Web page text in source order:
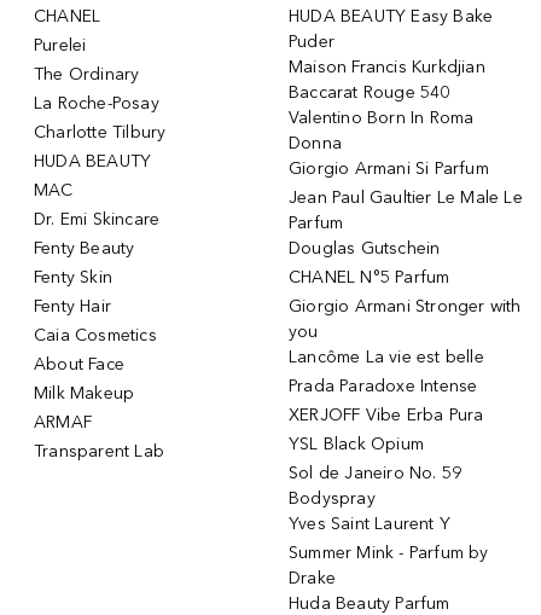
CHANEL
Purelei
The Ordinary
La Roche-Posay
Charlotte Tilbury
HUDA BEAUTY
MAC
Dr. Emi Skincare
Fenty Beauty
Fenty Skin
Fenty Hair
Caia Cosmetics
About Face
Milk Makeup
ARMAF
Transparent Lab
HUDA BEAUTY Easy Bake
Puder
Maison Francis Kurkdjian
Baccarat Rouge 540
Valentino Born In Roma
Donna
Giorgio Armani Si Parfum
Jean Paul Gaultier Le Male Le
Parfum
Douglas Gutschein
CHANEL N°5 Parfum
Giorgio Armani Stronger with
you
Lancôme La vie est belle
Prada Paradoxe Intense
XERJOFF Vibe Erba Pura
YSL Black Opium
Sol de Janeiro No. 59
Bodyspray
Yves Saint Laurent Y
Summer Mink - Parfum by
Drake
Huda Beauty Parfum